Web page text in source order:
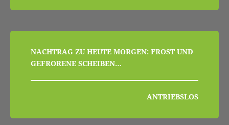
beitragsnavigation
NACHTRAG ZU HEUTE MORGEN: FROST UND
GEFRORENE SCHEIBEN…
ANTRIEBSLOS